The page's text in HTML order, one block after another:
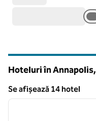
Hoteluri în Annapolis,
Se afișează 14 hotel
Se afișează 14 hotel
1 din 12